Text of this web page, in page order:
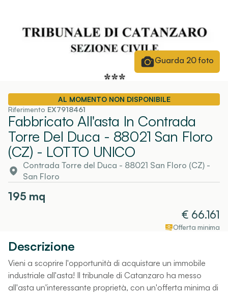
Guarda 20foto
AL MOMENTO NON DISPONIBILE
Riferimento EX7918461
Fabbricato All'asta In Contrada
Torre Del Duca - 88021 San Floro
(CZ) - LOTTO UNICO
Contrada Torre del Duca - 88021 San Floro (CZ)-
San Floro
195 mq
€ 66.161
Offerta minima
Descrizione
Vieni a scoprire l'opportunità di acquistare un immobile
industriale all'asta! Il tribunale di Catanzaro ha messo
all'asta un'interessante proprietà, con un'offerta minima di